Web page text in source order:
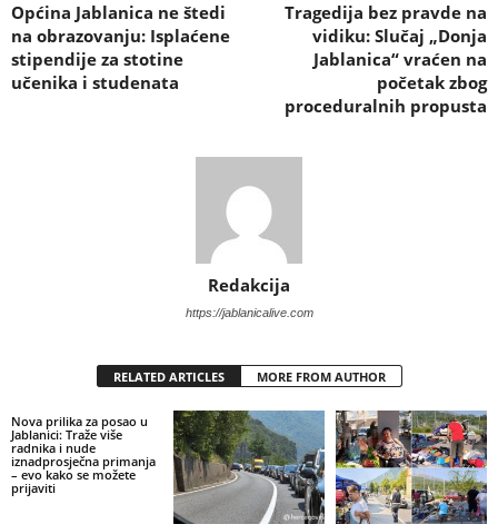
Općina Jablanica ne štedi
na obrazovanju: Isplaćene
stipendije za stotine
učenika i studenata
Tragedija bez pravde na
vidiku: Slučaj „Donja
Jablanica“ vraćen na
početak zbog
proceduralnih propusta
Redakcija
https://jablanicalive.com
RELATED ARTICLES MORE FROM AUTHOR
Nova prilika za posao u
Jablanici: Traže više
radnika i nude
iznadprosječna primanja
– evo kako se možete
prijaviti